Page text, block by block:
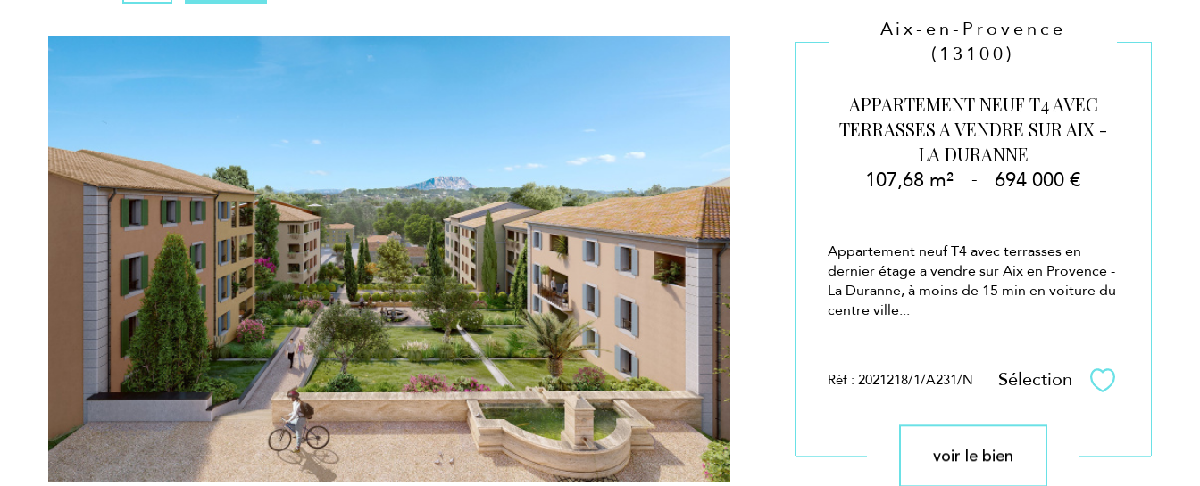
Aix-en-Provence
(13100)
APPARTEMENT NEUF T4 AVEC
TERRASSES A VENDRE SUR AIX -
LA DURANNE
107,68 m² - 694 000 €
Appartement neuf T4 avec terrasses en
dernier étage a vendre sur Aix en Provence -
La Duranne, à moins de 15 min en voiture du
centre ville...
Réf : 2021218/1/A231/N Sélection Sélectionner
voir le bien